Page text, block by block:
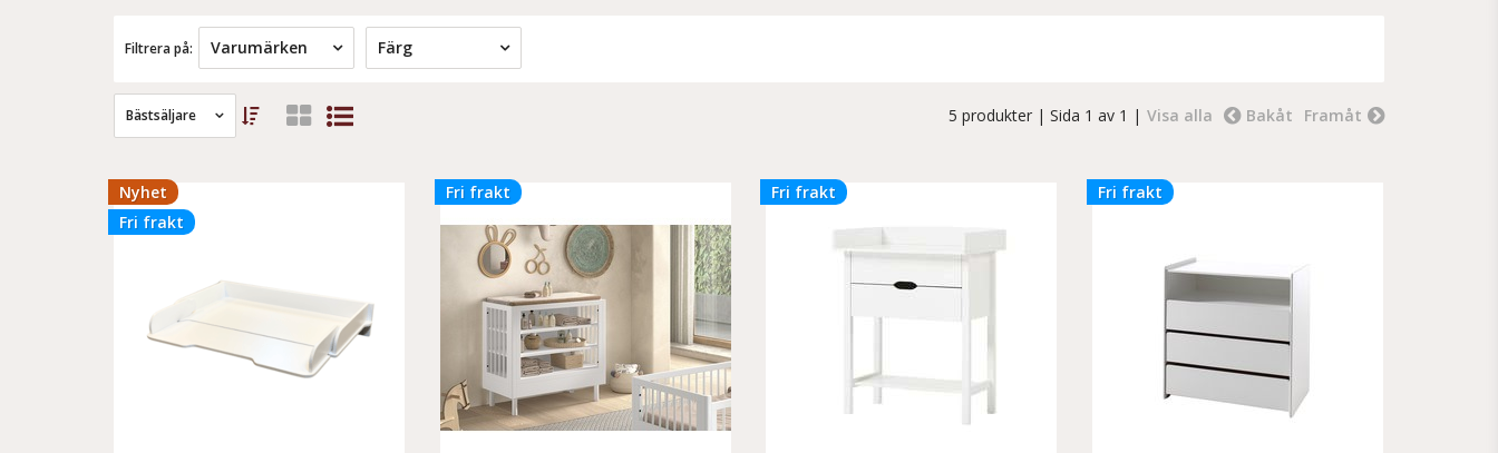
Filtrera på: Varumärken Färg
Bästsäljare Framåt
Bakåt
Visa alla
5 produkter | Sida 1 av 1 |
Nyhet
Fri frakt
Fri frakt Fri frakt Fri frakt